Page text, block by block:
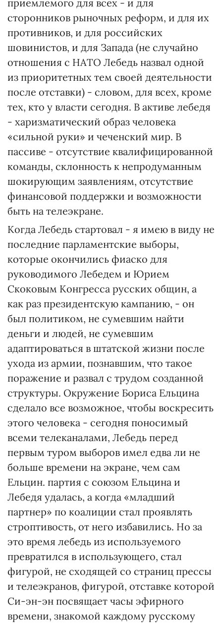
приемлемого для всех - и для
сторонников рыночных реформ, и для их
противников, и для российских
шовинистов, и для Запада (не случайно
отношения с НАТО Лебедь назвал одной
из приоритетных тем своей деятельности
после отставки) - словом, для всех, кроме
тех, кто у власти сегодня. В активе лебедя
- харизматический образ человека
«сильной руки» и чеченский мир. В
пассиве - отсутствие квалифицированной
команды, склонность к непродуманным
шокирующим заявлениям, отсутствие
финансовой поддержки и возможности
быть на телеэкране.
Когда Лебедь стартовал - я имею в виду не
последние парламентские выборы,
которые окончились фиаско для
руководимого Лебедем и Юрием
Скоковым Конгресса русских общин, а
как раз президентскую кампанию, - он
был политиком, не сумевшим найти
деньги и людей, не сумевшим
адаптироваться в штатской жизни после
ухода из армии, познавшим, что такое
поражение и развал с трудом созданной
структуры. Окружение Бориса Ельцина
сделало все возможное, чтобы воскресить
этого человека - сегодня поносимый
всеми телеканалами, Лебедь перед
первым туром выборов имел едва ли не
больше времени на экране, чем сам
Ельцин. партия с союзом Ельцина и
Лебедя удалась, а когда «младший
партнер» по коалиции стал проявлять
строптивость, от него избавились. Но за
это время лебедь из используемого
превратился в использующего, стал
фигурой, не сходящей со страниц прессы
и телеэкранов, фигурой, отставке которой
Си-эн-эн посвящает часы эфирного
времени, знакомой каждому русскому